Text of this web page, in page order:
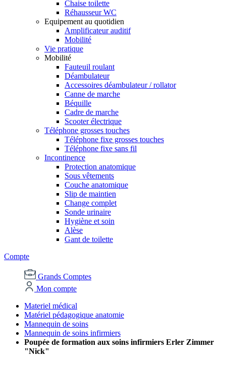
Chaise toilette
Réhausseur WC
Equipement au quotidien
Amplificateur auditif
Mobilité
Vie pratique
Mobilité
Fauteuil roulant
Déambulateur
Accessoires déambulateur / rollator
Canne de marche
Béquille
Cadre de marche
Scooter électrique
Téléphone grosses touches
Téléphone fixe grosses touches
Téléphone fixe sans fil
Incontinence
Protection anatomique
Sous vêtements
Couche anatomique
Slip de maintien
Change complet
Sonde urinaire
Hygiène et soin
Alèse
Gant de toilette
Compte
Grands Comptes
Mon compte
Materiel médical
Matériel pédagogique anatomie
Mannequin de soins
Mannequin de soins infirmiers
Poupée de formation aux soins infirmiers Erler Zimmer
"Nick"